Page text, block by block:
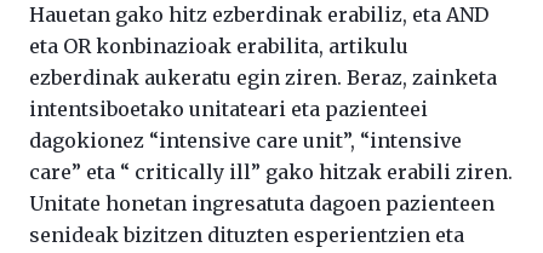
Hauetan gako hitz ezberdinak erabiliz, eta AND
eta OR konbinazioak erabilita, artikulu
ezberdinak aukeratu egin ziren. Beraz, zainketa
intentsiboetako unitateari eta pazienteei
dagokionez “intensive care unit”, “intensive
care” eta “ critically ill” gako hitzak erabili ziren.
Unitate honetan ingresatuta dagoen pazienteen
senideak bizitzen dituzten esperientzien eta